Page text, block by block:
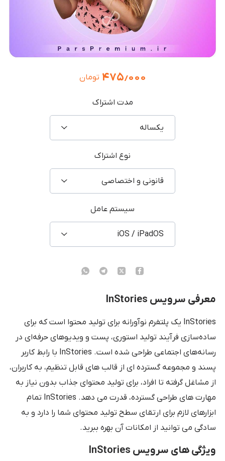
۴۷۵٫۰۰۰ تومان
مدت اشتراک
یکساله
نوع اشتراک
قانونی و اختصاصی
سیستم عامل
iOS / iPadOS
معرفی سرویس InStories
InStories یک پلتفرم نوآورانه برای تولید محتوا است که برای
ساده‌سازی فرآیند تولید استوری، پست‌ و ویدیوهای حرفه‌ای در
رسانه‌های اجتماعی طراحی شده است. InStories با رابط کاربر
پسند و مجموعه گسترده ای از قالب های قابل تنظیم، به کاربران،
از مشاغل گرفته تا افراد، برای تولید محتوای جذاب بدون نیاز به
مهارت های طراحی گسترده، قدرت می دهد. InStories تمام
ابزارهای لازم برای ارتقای سطح تولید محتوای شما را دارد و به
سادگی می توانید از امکانات آن بهره ببرید.
ویژگی های سرویس InStories